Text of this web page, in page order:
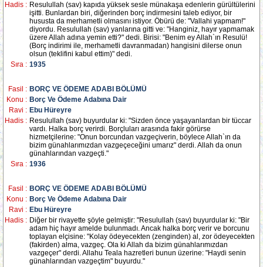
Hadis : Resulullah (sav) kapıda yüksek sesle münakaşa edenlerin gürültülerini
işitti. Bunlardan biri, diğerinden borç indirmesini taleb ediyor, bir
hususta da merhametli olmasını istiyor. Öbürü de: "Vallahi yapmam!"
diyordu. Resulullah (sav) yanlarına gitti ve: "Hanginiz, hayır yapmamak
üzere Allah adına yemin etti?" dedi. Birisi: "Benim ey Allah`ın Resulü!
(Borç indirimi ile, merhametli davranmadan) hangisini dilerse onun
olsun (teklifini kabul ettim)" dedi.
Sıra : 1935
Fasil : BORÇ VE ÖDEME ADABI BÖLÜMÜ
Konu : Borç Ve Ödeme Adabına Dair
Ravi : Ebu Hüreyre
Hadis : Resulullah (sav) buyurdular ki: "Sizden önce yaşayanlardan bir tüccar
vardı. Halka borç verirdi. Borçluları arasında fakir görürse
hizmetçilerine: "Onun borcundan vazgeçiverin, böylece Allah`ın da
bizim günahlarımızdan vazgeçeceğini umarız" derdi. Allah da onun
günahlarından vazgeçti."
Sıra : 1936
Fasil : BORÇ VE ÖDEME ADABI BÖLÜMÜ
Konu : Borç Ve Ödeme Adabına Dair
Ravi : Ebu Hüreyre
Hadis : Diğer bir rivayette şöyle gelmiştir: "Resulullah (sav) buyurdular ki: "Bir
adam hiç hayır amelde bulunmadı. Ancak halka borç verir ve borcunu
toplayan elçisine: "Kolay ödeyecekten (zenginden) al, zor ödeyecekten
(fakirden) alma, vazgeç. Ola ki Allah da bizim günahlarımızdan
vazgeçer" derdi. Allahu Teala hazretleri bunun üzerine: "Haydi senin
günahlarından vazgeçtim" buyurdu."